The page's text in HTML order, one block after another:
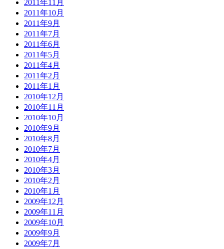
2011年11月
2011年10月
2011年9月
2011年7月
2011年6月
2011年5月
2011年4月
2011年2月
2011年1月
2010年12月
2010年11月
2010年10月
2010年9月
2010年8月
2010年7月
2010年4月
2010年3月
2010年2月
2010年1月
2009年12月
2009年11月
2009年10月
2009年9月
2009年7月